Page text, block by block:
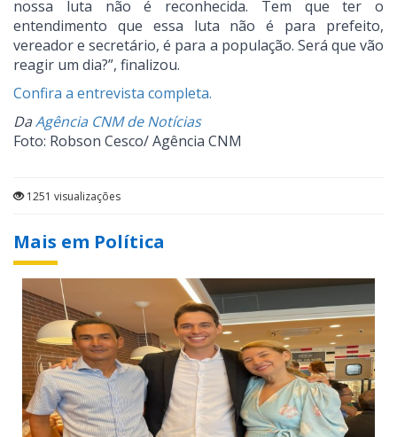
nossa luta não é reconhecida. Tem que ter o
entendimento que essa luta não é para prefeito,
vereador e secretário, é para a população. Será que vão
reagir um dia?”, finalizou.
Confira a entrevista completa.
DaAgência CNM de Notícias
Foto: Robson Cesco/ Agência CNM
1251 visualizações
Mais em Política